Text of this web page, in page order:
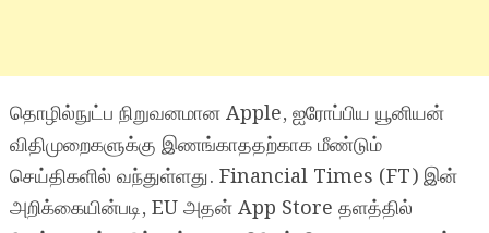
தொழில்நுட்ப நிறுவனமான Apple, ஐரோப்பிய யூனியன்
விதிமுறைகளுக்கு இணங்காததற்காக மீண்டும்
செய்திகளில் வந்துள்ளது. Financial Times (FT) இன்
அறிக்கையின்படி, EU அதன் App Store தளத்தில்